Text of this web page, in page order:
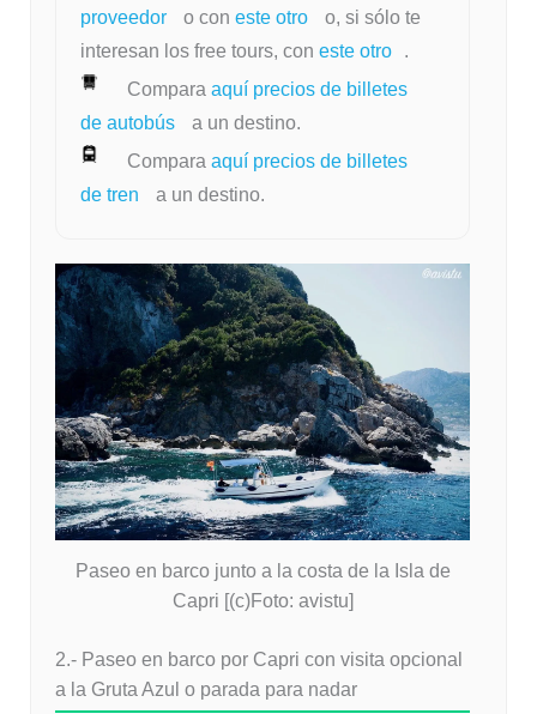
proveedor
o con este otro
o, si sólo te
interesan los free tours, con este otro
.
Compara aquí precios de billetes
de autobús
a un destino.
Compara aquí precios de billetes
de tren
a un destino.
Paseo en barco junto a la costa de la Isla de
Capri [(c)Foto: avistu]
2.- Paseo en barco por Capri con visita opcional
a la Gruta Azul o parada para nadar